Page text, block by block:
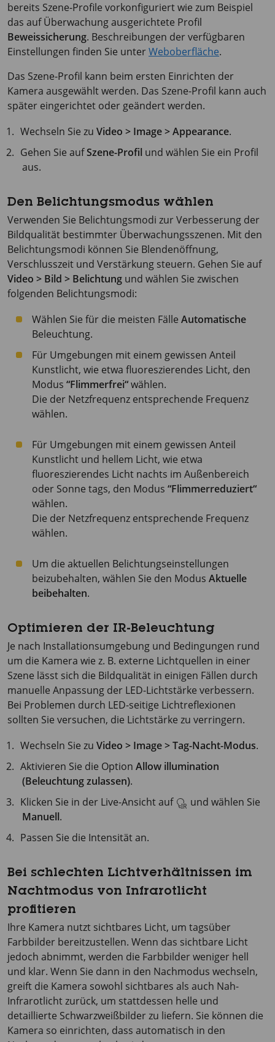
bereits Szene-Profile vorkonfiguriert wie zum Beispiel
das auf Überwachung ausgerichtete Profil
Beweissicherung. Beschreibungen der verfügbaren
Einstellungen finden Sie unterWeboberfläche.
Das Szene-Profil kann beim ersten Einrichten der
Kamera ausgewählt werden. Das Szene-Profil kann auch
später eingerichtet oder geändert werden.
Wechseln Sie zuVideo > Image > Appearance.
Gehen Sie aufSzene-Profil und wählen Sie ein Profil
aus.
Den Belichtungsmodus wählen
Verwenden Sie Belichtungsmodi zur Verbesserung der
Bildqualität bestimmter Überwachungsszenen. Mit den
Belichtungsmodi können Sie Blendenöffnung,
Verschlusszeit und Verstärkung steuern. Gehen Sie auf
Video > Bild > Belichtung und wählen Sie zwischen
folgenden Belichtungsmodi:
Wählen Sie für die meisten Fälle Automatische
Beleuchtung.
Für Umgebungen mit einem gewissen Anteil
Kunstlicht, wie etwa fluoreszierendes Licht, den
Modus “Flimmerfrei“wählen.
Die der Netzfrequenz entsprechende Frequenz
wählen.
Für Umgebungen mit einem gewissen Anteil
Kunstlicht und hellem Licht, wie etwa
fluoreszierendes Licht nachts im Außenbereich
oder Sonne tags, den Modus “Flimmerreduziert“
wählen.
Die der Netzfrequenz entsprechende Frequenz
wählen.
Um die aktuellen Belichtungseinstellungen
beizubehalten, wählen Sie den Modus Aktuelle
beibehalten.
Optimieren der IR-Beleuchtung
Je nach Installationsumgebung und Bedingungen rund
um die Kamera wie z. B. externe Lichtquellen in einer
Szene lässt sich die Bildqualität in einigen Fällen durch
manuelle Anpassung der LED-Lichtstärke verbessern.
Bei Problemen durch LED-seitige Lichtreflexionen
sollten Sie versuchen, die Lichtstärke zu verringern.
Wechseln Sie zuVideo > Image > Tag-Nacht-Modus.
Aktivieren Sie die OptionAllow illumination
(Beleuchtung zulassen).
Klicken Sie in der Live-Ansicht auf
und wählen Sie
Manuell.
Passen Sie die Intensität an.
Bei schlechten Lichtverhältnissen im
Nachtmodus von Infrarotlicht
profitieren
Ihre Kamera nutzt sichtbares Licht, um tagsüber
Farbbilder bereitzustellen. Wenn das sichtbare Licht
jedoch abnimmt, werden die Farbbilder weniger hell
und klar. Wenn Sie dann in den Nachmodus wechseln,
greift die Kamera sowohl sichtbares als auch Nah-
Infrarotlicht zurück, um stattdessen helle und
detaillierte Schwarzweißbilder zu liefern. Sie können die
Kamera so einrichten, dass automatisch in den